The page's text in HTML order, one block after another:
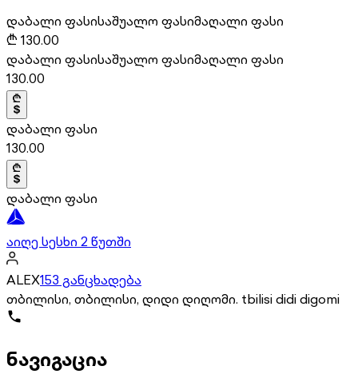
დაბალი ფასისაშუალო ფასიმაღალი ფასი
₾ 130.00
დაბალი ფასისაშუალო ფასიმაღალი ფასი
130.00
დაბალი ფასი
130.00
დაბალი ფასი
აიღე სესხი 2 წუთში
ALEX153 განცხადება
თბილისი, თბილისი, დიდი დიღომი. tbilisi didi digomi
ნავიგაცია